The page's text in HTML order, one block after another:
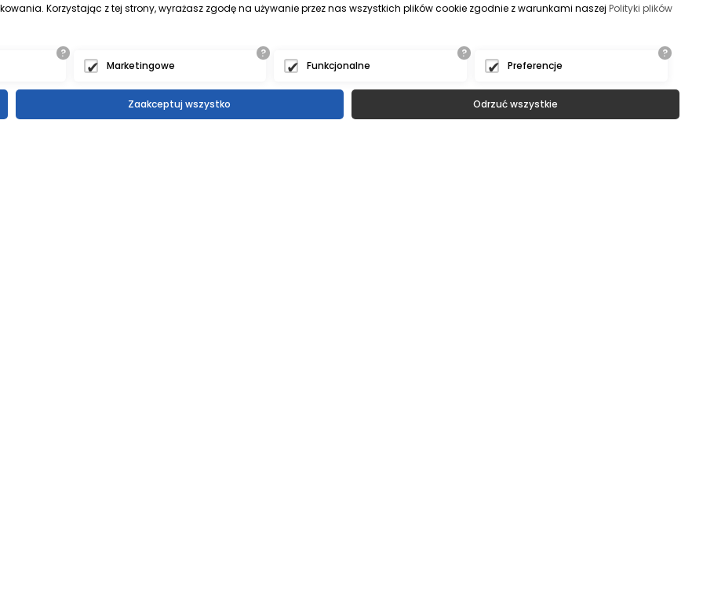
Korzystając z tej strony, wyrażasz zgodę na używanie przez nas wszystkich plików cookie zgodnie z warunkami naszej Polityki plików
?
?
Marketingowe
?
Funkcjonalne
?
Preferencje
Zaakceptuj wszystko Odrzuć wszystkie